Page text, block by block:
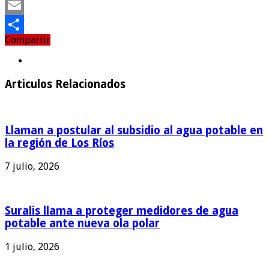
Twitter
Email
Compartir
Compartir
Articulos Relacionados
Llaman a postular al subsidio al agua potable en
la región de Los Ríos
7 julio, 2026
Suralis llama a proteger medidores de agua
potable ante nueva ola polar
1 julio, 2026